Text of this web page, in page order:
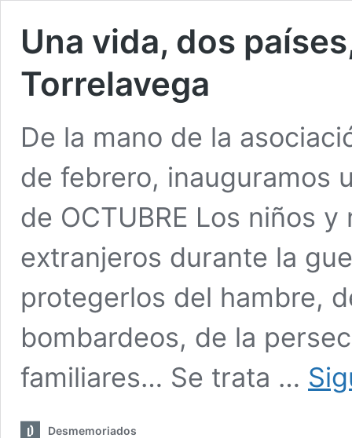
Una vida, dos
Torrelavega
De la mano de la
de febrero, inauguramos
de OCTUBRE Los niños
extranjeros durante la
protegerlos del hambre,
bombardeos, de la
familiares… Se trata …
Desmemoriados